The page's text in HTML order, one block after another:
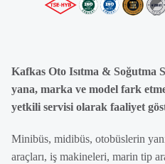
Kafkas Oto Isıtma & Soğutma
yana, marka ve model fark
yetkili servisi olarak faaliyet
Minibüs, midibüs, otobüslerin
araçları, iş makineleri, marin tip